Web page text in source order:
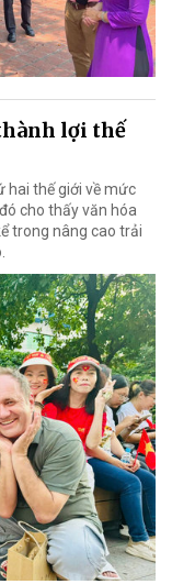
lợi thế
hai thế giới về mức
cho thấy văn hóa
trong nâng cao trải